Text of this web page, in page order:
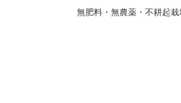
無肥料・無農薬・不耕起